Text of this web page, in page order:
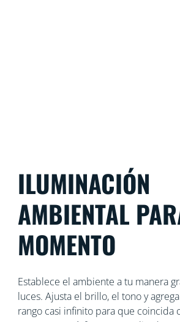
ILUMINACIÓN
AMBIENTAL
MOMENTO
Establece el ambiente a tu manera
luces. Ajusta el brillo, el tono y
rango casi infinito para que coincida